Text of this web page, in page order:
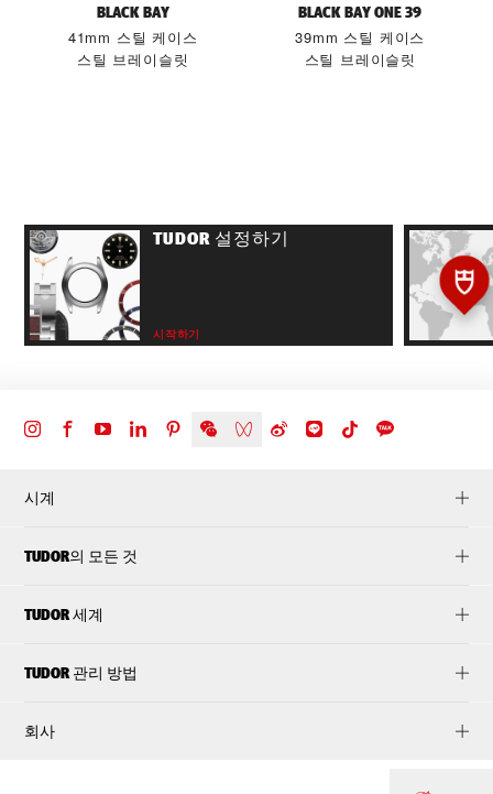
BLACK BAY
41mm 스틸 케이스
스틸 브레이슬릿
BLACK BAY ONE 39
39mm 스틸 케이스
스틸 브레이슬릿
TUDOR 설정하기
시작하기
시계
TUDOR의 모든 것
TUDOR 세계
TUDOR 관리 방법
회사